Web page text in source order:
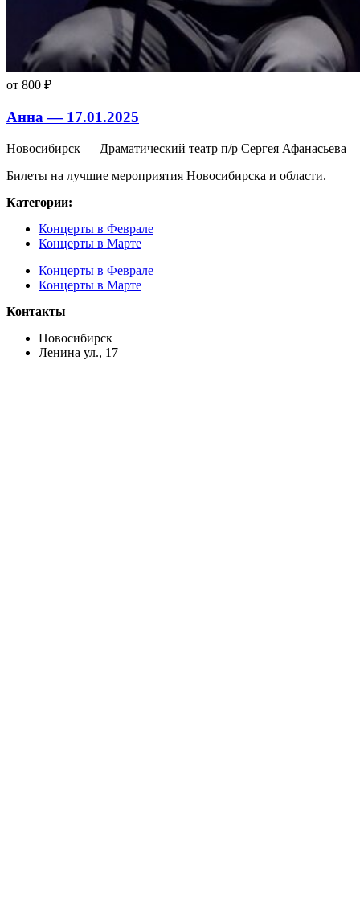
от 800 ₽
Анна — 17.01.2025
Новосибирск — Драматический театр п/р Сергея Афанасьева
Билеты на лучшие мероприятия Новосибирска и области.
Категории:
Концерты в Феврале
Концерты в Марте
Концерты в Феврале
Концерты в Марте
Контакты
Новосибирск
Ленина ул., 17